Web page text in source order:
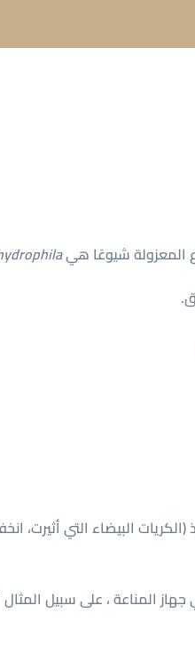
المعزولة شيوعًا هي
البيضاء التي أثيرت،
، على سبيل المثال